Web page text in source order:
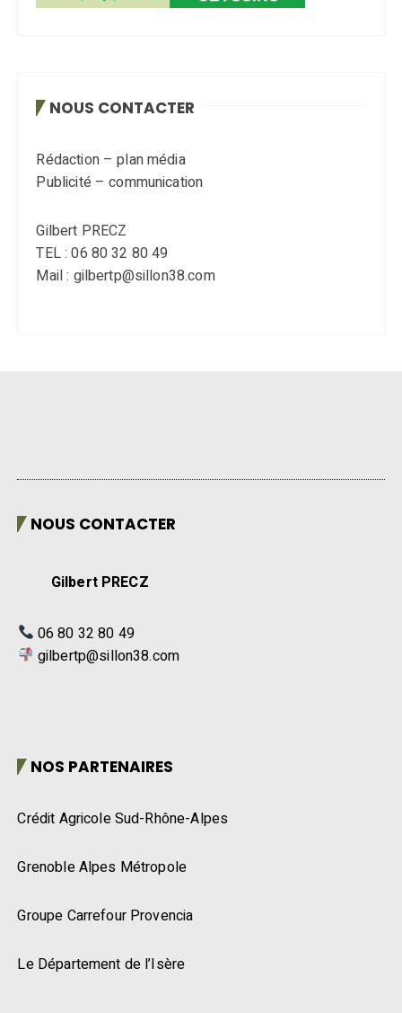
NOUS CONTACTER
Rédaction – plan média
Publicité – communication
Gilbert PRECZ
TEL : 06 80 32 80 49
Mail : gilbertp@sillon38.com
NOUS CONTACTER
Gilbert PRECZ
06 80 32 80 49
gilbertp@sillon38.com
NOS PARTENAIRES
Crédit Agricole Sud-Rhône-Alpes
Grenoble Alpes Métropole
Groupe Carrefour Provencia
Le Département de l’Isère